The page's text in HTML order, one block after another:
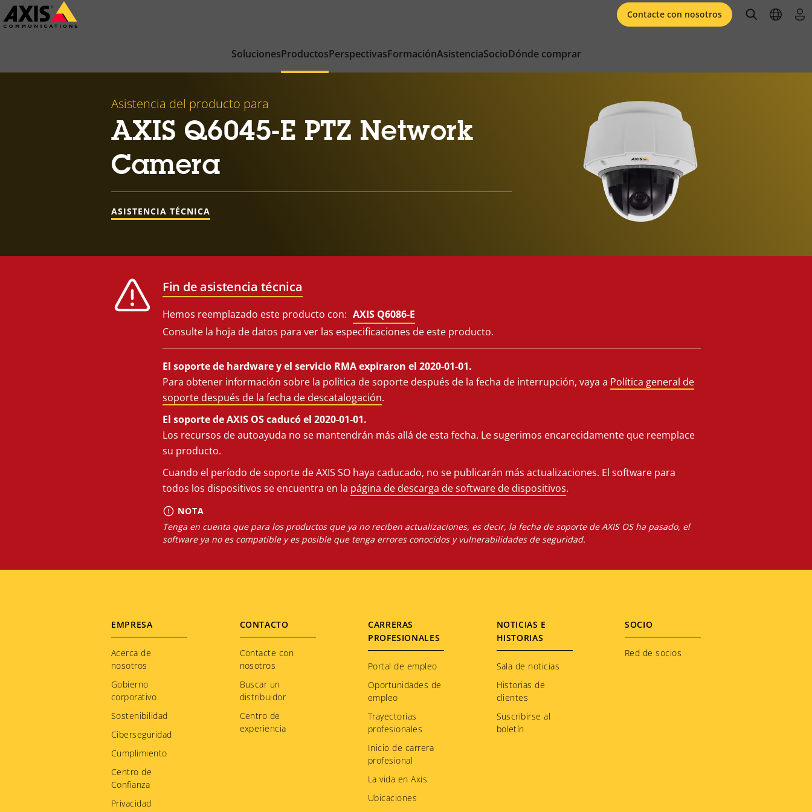
Saltar
al
SolucionesProductosPerspectivasFormaciónAsistenciaSocioDónde comprar
Contacte con nosotros openopen
Asistencia del producto para
AXIS Q6045-E PTZ Network
Camera
ASISTENCIA TÉCNICA
Fin de asistencia técnica
Hemos reemplazado este producto con: AXIS Q6086-E
Consulte la hoja de datos para ver las especificaciones de este producto.
El soporte de hardware y el servicio RMA expiraron el 2020-01-01.
Para obtener información sobre la política de soporte después de la fecha de interrupción, vaya a Política general de
soporte después de la fecha de descatalogación.
El soporte de AXIS OS caducó el 2020-01-01.
Los recursos de autoayuda no se mantendrán más allá de esta fecha. Le sugerimos encarecidamente que reemplace
su producto.
Cuando el período de soporte de AXIS SO haya caducado, no se publicarán más actualizaciones. El software para
todos los dispositivos se encuentra en la página de descarga de software de dispositivos.
NOTA
Tenga en cuenta que para los productos que ya no reciben actualizaciones, es decir, la fecha de soporte de AXIS OS ha pasado, el
software ya no es compatible y es posible que tenga errores conocidos y vulnerabilidades de seguridad.
Footer
menu
EMPRESA
Acerca de
nosotros
Gobierno
corporativo
Sostenibilidad
Ciberseguridad
Cumplimiento
Centro de
Confianza
Privacidad
CONTACTO
Contacte con
nosotros
Buscar un
distribuidor
Centro de
experiencia
CARRERAS
PROFESIONALES
Portal de empleo
Oportunidades de
empleo
Trayectorias
profesionales
Inicio de carrera
profesional
La vida en Axis
Ubicaciones
NOTICIAS E
HISTORIAS
Sala de noticias
Historias de
clientes
Suscribirse al
boletín
SOCIO
Red de socios